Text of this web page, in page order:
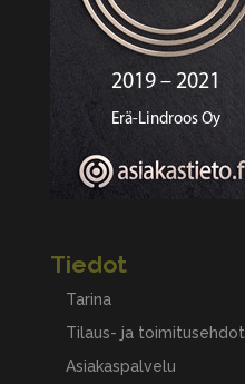
Tiedot
Tarina
Tilaus- ja toimitusehdot
Asiakaspalvelu